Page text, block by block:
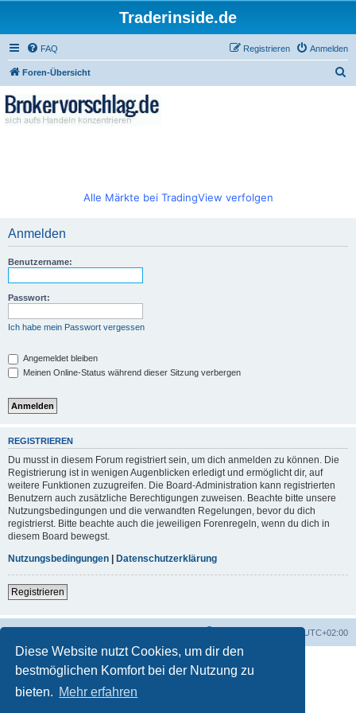
Diese Website nutzt Cookies, um dir den
bestmöglichen Komfort bei der Nutzung zu
bieten. Mehr erfahren
Traderinside.de
FAQ Anmelden
Registrieren
Foren-Übersicht
Alle Märkte bei TradingView verfolgen
Anmelden
Benutzername:
Passwort:
Ich habe mein Passwort vergessen
Angemeldet bleiben
Meinen Online-Status während dieser Sitzung verbergen
REGISTRIEREN
Du musst in diesem Forum registriert sein, um dich anmelden zu können. Die
Registrierung ist in wenigen Augenblicken erledigt und ermöglicht dir, auf
weitere Funktionen zuzugreifen. Die Board-Administration kann registrierten
Benutzern auch zusätzliche Berechtigungen zuweisen. Beachte bitte unsere
Nutzungsbedingungen und die verwandten Regelungen, bevor du dich
registrierst. Bitte beachte auch die jeweiligen Forenregeln, wenn du dich in
diesem Board bewegst.
Nutzungsbedingungen | Datenschutzerklärung
Registrieren
UTC+02:00